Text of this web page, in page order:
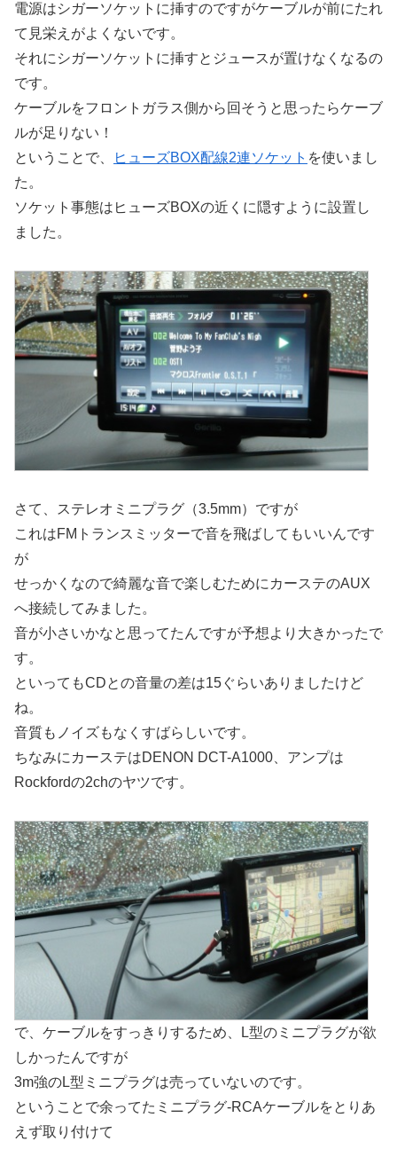
電源はシガーソケットに挿すのですがケーブルが前にたれ
て見栄えがよくないです。
それにシガーソケットに挿すとジュースが置けなくなるの
です。
ケーブルをフロントガラス側から回そうと思ったらケーブ
ルが足りない！
ということで、
ヒューズBOX配線2連ソケット を使いまし
た。
ソケット事態はヒューズBOXの近くに隠すように設置し
ました。
さて、ステレオミニプラグ（3.5mm）ですが
これはFMトランスミッターで音を飛ばしてもいいんです
が
せっかくなので綺麗な音で楽しむためにカーステのAUX
へ接続してみました。
音が小さいかなと思ってたんですが予想より大きかったで
す。
といってもCDとの音量の差は15ぐらいありましたけど
ね。
音質もノイズもなくすばらしいです。
ちなみにカーステはDENON DCT-A1000、アンプは
Rockfordの2chのヤツです。
で、ケーブルをすっきりするため、L型のミニプラグが欲
しかったんですが
3m強のL型ミニプラグは売っていないのです。
ということで余ってたミニプラグ-RCAケーブルをとりあ
えず取り付けて